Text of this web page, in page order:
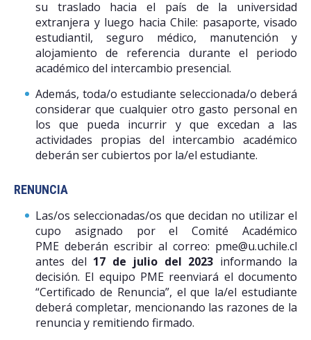
su traslado hacia el país de la universidad
extranjera y luego hacia Chile: pasaporte, visado
estudiantil, seguro médico, manutención y
alojamiento de referencia durante el periodo
académico del intercambio presencial.
Además, toda/o estudiante seleccionada/o deberá
considerar que cualquier otro gasto personal en
los que pueda incurrir y que excedan a las
actividades propias del intercambio académico
deberán ser cubiertos por la/el estudiante.
RENUNCIA
Las/os seleccionadas/os que decidan no utilizar el
cupo asignado por el Comité Académico
PME deberán escribir al correo: pme@u.uchile.cl
antes del 17 de julio del 2023 informando la
decisión. El equipo PME reenviará el documento
“Certificado de Renuncia”, el que la/el estudiante
deberá completar, mencionando las razones de la
renuncia y remitiendo firmado.